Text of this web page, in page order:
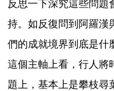
反思一下深究這些問題
持。如反復問到阿羅漢
們的成就境界到底是什
這個主軸上看，行人將
題上，基本上是攀枝尋